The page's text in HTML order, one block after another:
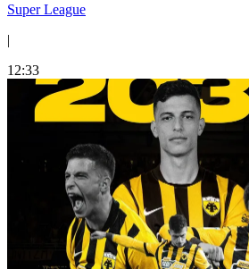
Super League
|
12:33